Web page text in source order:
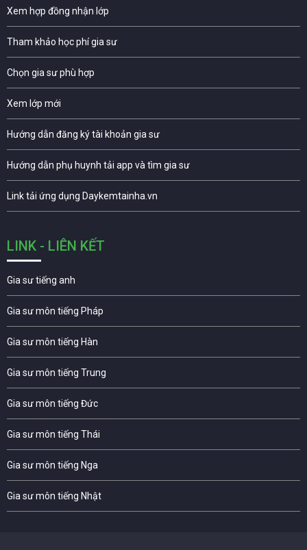
Xem hợp đồng nhận lớp
Tham khảo học phí gia sư
Chọn gia sư phù hợp
Xem lớp mới
Hướng dẫn đăng ký tài khoản gia sư
Hướng dẫn phụ huynh tải app và tìm gia sư
Link tải ứng dụng Daykemtainha.vn
LINK - LIÊN KẾT
Gia sư tiếng anh
Gia sư môn tiếng Pháp
Gia sư môn tiếng Hàn
Gia sư môn tiếng Trung
Gia sư môn tiếng Đức
Gia sư môn tiếng Thái
Gia sư môn tiếng Nga
Gia sư môn tiếng Nhật